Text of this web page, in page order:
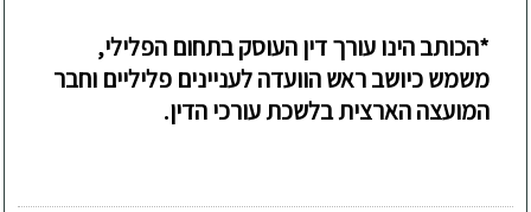
*הכותב הינו עורך דין העוסק בתחום הפלילי,
משמש כיושב ראש הוועדה לעניינים פליליים וחבר
המועצה הארצית בלשכת עורכי הדין.